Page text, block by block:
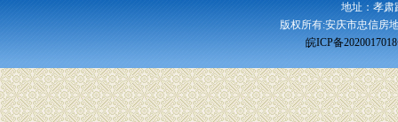
地址：孝肃
版权所有:安庆市忠信房
皖ICP备